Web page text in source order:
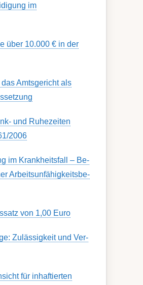
im
über 10.000 € in der
Amtsgericht als
und Ruhezeiten
2006
im Krank­heits­fall – Be­
Ar­beits­un­fähig­keits­be­
von 1,00 Euro
Zu­lässig­keit und Ver­
für inhaftierten